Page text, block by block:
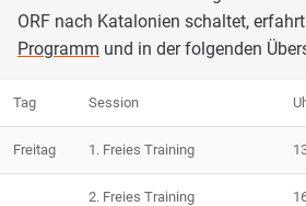
ORF nach Katalonien schaltet,
Programm und in der folgenden
Tag Session
Freitag 1. Freies Training
2. Freies Training